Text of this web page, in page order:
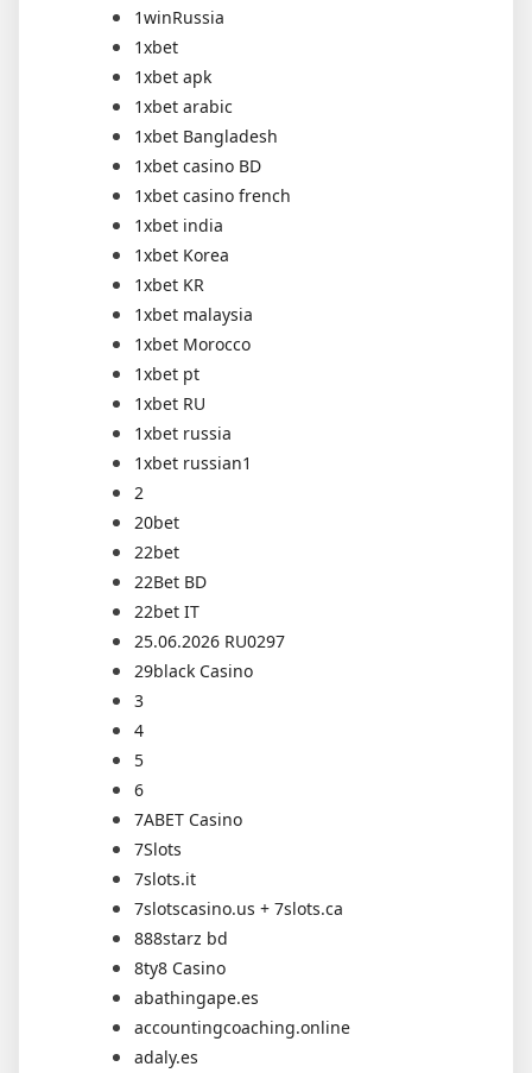
1winRussia
1xbet
1xbet apk
1xbet arabic
1xbet Bangladesh
1xbet casino BD
1xbet casino french
1xbet india
1xbet Korea
1xbet KR
1xbet malaysia
1xbet Morocco
1xbet pt
1xbet RU
1xbet russia
1xbet russian1
2
20bet
22bet
22Bet BD
22bet IT
25.06.2026 RU0297
29black Casino
3
4
5
6
7ABET Casino
7Slots
7slots.it
7slotscasino.us + 7slots.ca
888starz bd
8ty8 Casino
abathingape.es
accountingcoaching.online
adaly.es